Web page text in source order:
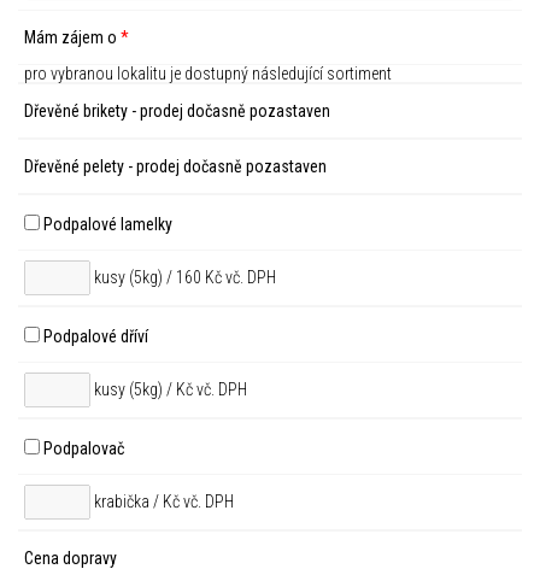
Mám zájem o *
pro vybranou lokalitu je dostupný následující sortiment
Dřevěné brikety - prodej dočasně pozastaven
Dřevěné pelety - prodej dočasně pozastaven
Podpalové lamelky
kusy (5kg) / 160 Kč vč. DPH
Podpalové dříví
kusy (5kg) / Kč vč. DPH
Podpalovač
krabička / Kč vč. DPH
Cena dopravy